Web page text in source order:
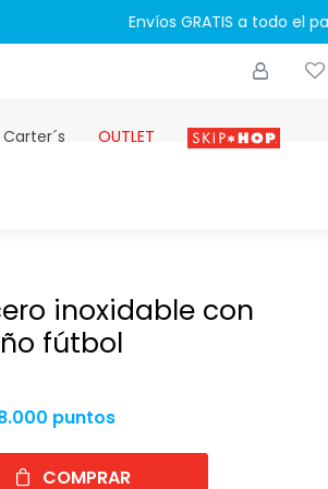
OUTLET Skip-hop
inoxidable con
fútbol
puntos
COMPRAR